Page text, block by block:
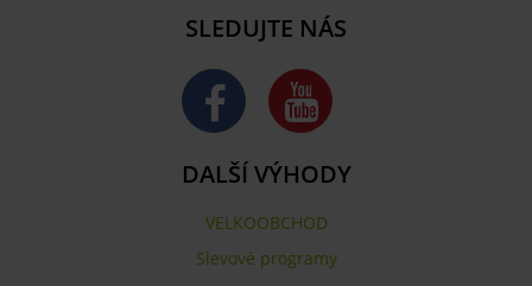
SLEDUJTE NÁS
DALŠÍ VÝHODY
VELKOOBCHOD
Slevové programy